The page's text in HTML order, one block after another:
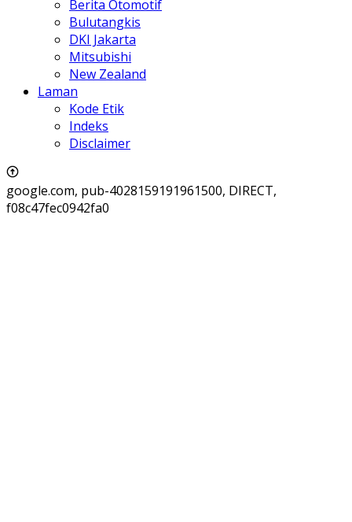
Berita Otomotif
Bulutangkis
DKI Jakarta
Mitsubishi
New Zealand
Laman
Kode Etik
Indeks
Disclaimer
google.com, pub-4028159191961500, DIRECT,
f08c47fec0942fa0